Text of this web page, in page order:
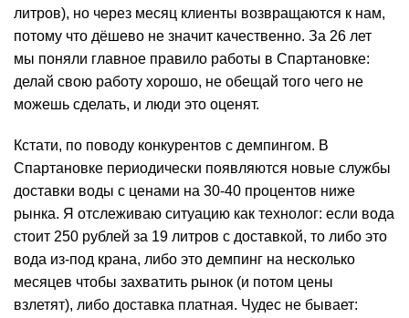
литров), но через месяц клиенты возвращаются к нам,
потому что дёшево не значит качественно. За 26 лет
мы поняли главное правило работы в Спартановке:
делай свою работу хорошо, не обещай того чего не
можешь сделать, и люди это оценят.
Кстати, по поводу конкурентов с демпингом. В
Спартановке периодически появляются новые службы
доставки воды с ценами на 30-40 процентов ниже
рынка. Я отслеживаю ситуацию как технолог: если вода
стоит 250 рублей за 19 литров с доставкой, то либо это
вода из-под крана, либо это демпинг на несколько
месяцев чтобы захватить рынок (и потом цены
взлетят), либо доставка платная. Чудес не бывает: